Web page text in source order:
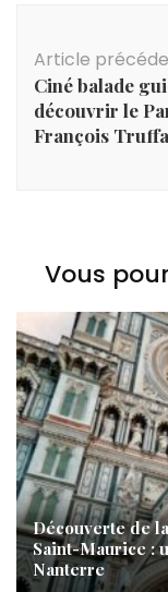
d'article
Article
Ciné balade
découvrir le
François
Vous
Découverte de
Saint-Maurice :
Nanterre